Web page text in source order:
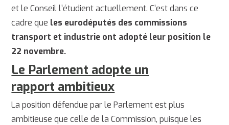
et le Conseil l’étudient actuellement. C’est dans ce
cadre que les eurodéputés des commissions
transport et industrie ont adopté leur position le
22 novembre.
Le Parlement adopte un
rapport ambitieux
La position défendue par le Parlement est plus
ambitieuse que celle de la Commission, puisque les